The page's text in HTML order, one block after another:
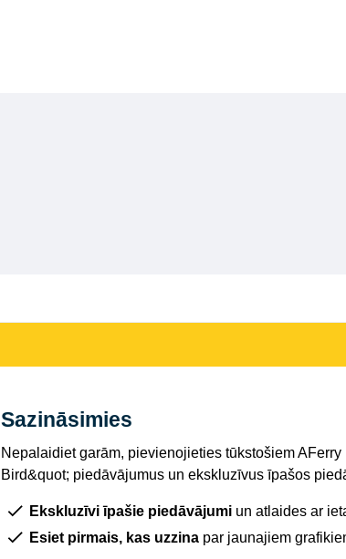
Sazināsimies
Nepalaidiet garām, pievienojieties tūkstošiem
Bird&quot; piedāvājumus un ekskluzīvus īpašos
Ekskluzīvi īpašie piedāvājumi un atlaides ar
Esiet pirmais, kas uzzina par jaunajiem